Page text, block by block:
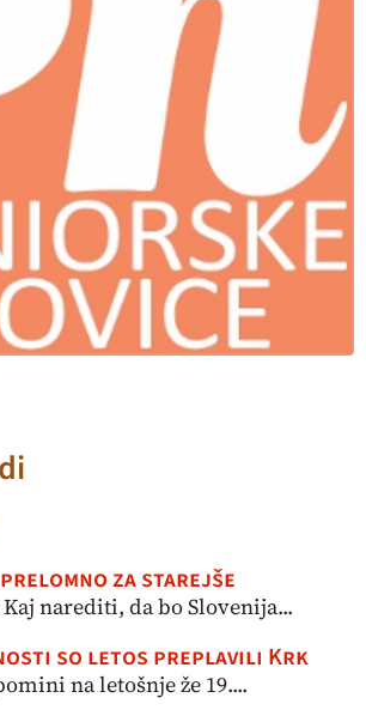
za starejše
Kaj narediti, da bo Slovenija...
so letos preplavili Krk
na letošnje že 19....